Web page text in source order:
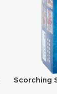
Scorching